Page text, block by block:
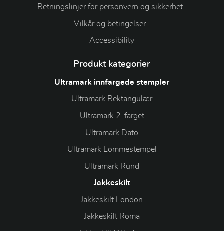
Retningslinjer for personvern og sikkerhet
Vilkår og betingelser
Accessibility
Produkt kategorier
Ultramark innfargede stempler
Ultramark Rektangulær
Ultramark 2-farget
Ultramark Dato
Ultramark Lommestempel
Ultramark Rund
Jakkeskilt
Jakkeskilt London
Jakkeskilt Roma